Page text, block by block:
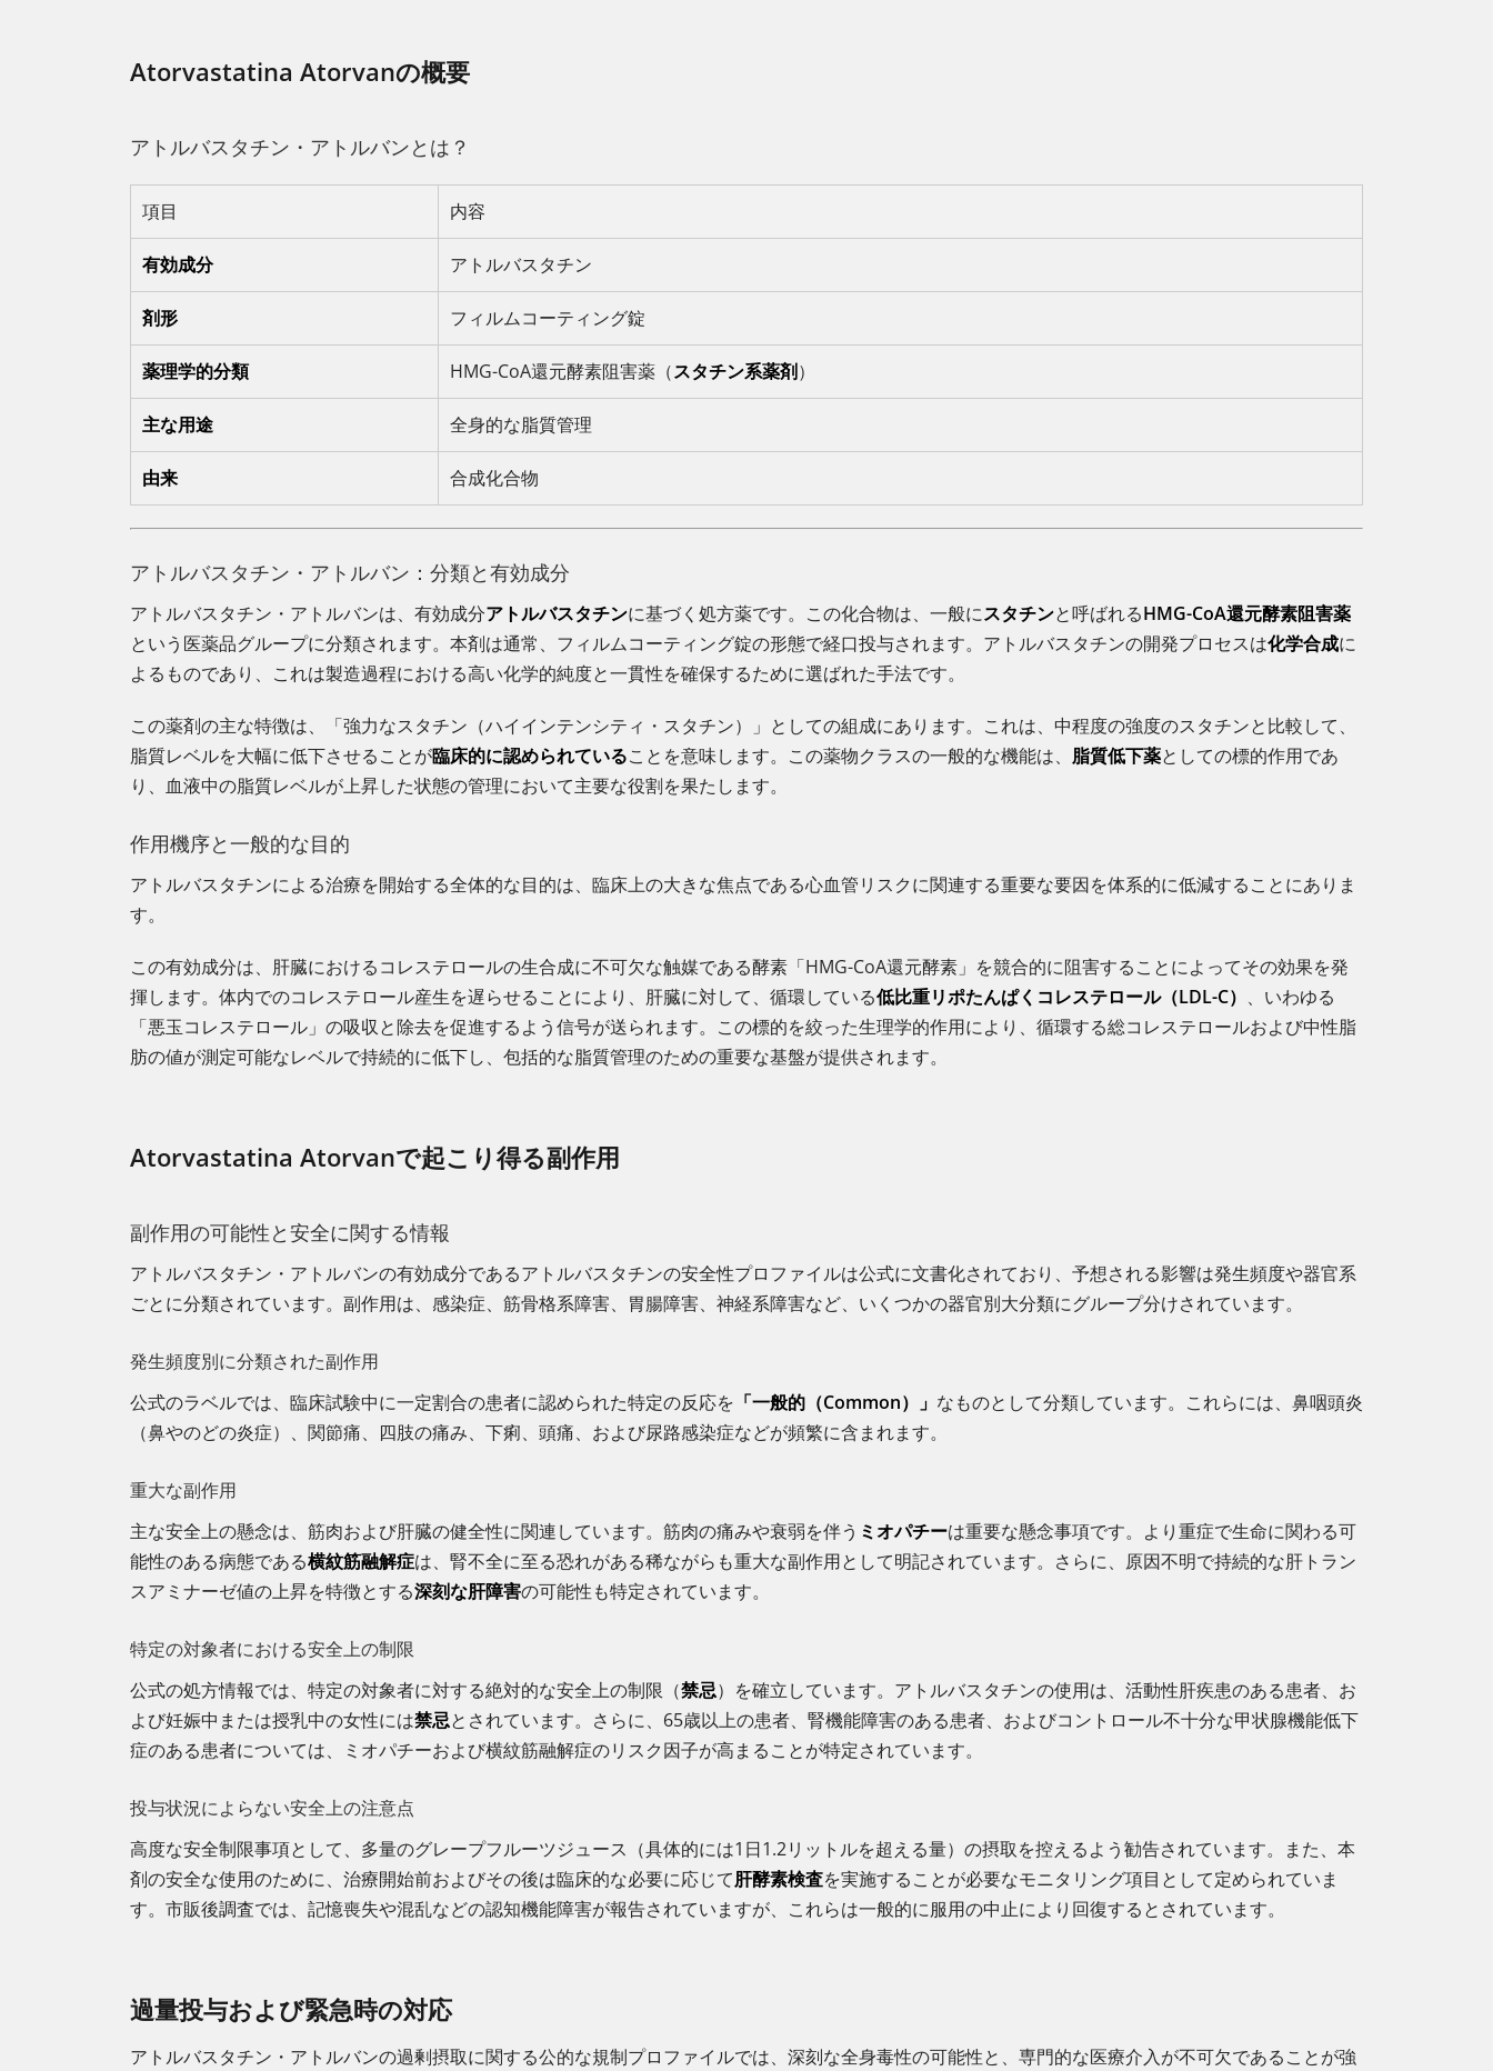
Atorvastatina Atorvanの概要
アトルバスタチン・アトルバンとは？
項目 内容
有効成分 アトルバスタチン
剤形 フィルムコーティング錠
薬理学的分類 HMG-CoA還元酵素阻害薬（スタチン系薬剤）
主な用途 全身的な脂質管理
由来 合成化合物
アトルバスタチン・アトルバン：分類と有効成分
アトルバスタチン・アトルバンは、有効成分アトルバスタチンに基づく処方薬です。この化合物は、一般にスタチンと呼ばれるHMG-CoA還元酵素阻害薬
という医薬品グループに分類されます。本剤は通常、フィルムコーティング錠の形態で経口投与されます。アトルバスタチンの開発プロセスは化学合成に
よるものであり、これは製造過程における高い化学的純度と一貫性を確保するために選ばれた手法です。
この薬剤の主な特徴は、「強力なスタチン（ハイインテンシティ・スタチン）」としての組成にあります。これは、中程度の強度のスタチンと比較して、
脂質レベルを大幅に低下させることが臨床的に認められていることを意味します。この薬物クラスの一般的な機能は、 脂質低下薬としての標的作用であ
り、血液中の脂質レベルが上昇した状態の管理において主要な役割を果たします。
作用機序と一般的な目的
アトルバスタチンによる治療を開始する全体的な目的は、臨床上の大きな焦点である心血管リスクに関連する重要な要因を体系的に低減することにありま
す。
この有効成分は、肝臓におけるコレステロールの生合成に不可欠な触媒である酵素「HMG-CoA還元酵素」を競合的に阻害することによってその効果を発
揮します。体内でのコレステロール産生を遅らせることにより、肝臓に対して、循環している低比重リポたんぱくコレステロール（LDL-C） 、いわゆる
「悪玉コレステロール」の吸収と除去を促進するよう信号が送られます。この標的を絞った生理学的作用により、循環する総コレステロールおよび中性脂
肪の値が測定可能なレベルで持続的に低下し、包括的な脂質管理のための重要な基盤が提供されます。
Atorvastatina Atorvanで起こり得る副作用
副作用の可能性と安全に関する情報
アトルバスタチン・アトルバンの有効成分であるアトルバスタチンの安全性プロファイルは公式に文書化されており、予想される影響は発生頻度や器官系
ごとに分類されています。副作用は、感染症、筋骨格系障害、胃腸障害、神経系障害など、いくつかの器官別大分類にグループ分けされています。
発生頻度別に分類された副作用
公式のラベルでは、臨床試験中に一定割合の患者に認められた特定の反応を 「一般的（Common）」 なものとして分類しています。これらには、鼻咽頭炎
（鼻やのどの炎症）、関節痛、四肢の痛み、下痢、頭痛、および尿路感染症などが頻繁に含まれます。
重大な副作用
主な安全上の懸念は、筋肉および肝臓の健全性に関連しています。筋肉の痛みや衰弱を伴う ミオパチーは重要な懸念事項です。より重症で生命に関わる可
能性のある病態である横紋筋融解症は、腎不全に至る恐れがある稀ながらも重大な副作用として明記されています。さらに、原因不明で持続的な肝トラン
スアミナーゼ値の上昇を特徴とする深刻な肝障害の可能性も特定されています。
特定の対象者における安全上の制限
公式の処方情報では、特定の対象者に対する絶対的な安全上の制限（禁忌）を確立しています。アトルバスタチンの使用は、活動性肝疾患のある患者、お
よび妊娠中または授乳中の女性には禁忌とされています。さらに、65歳以上の患者、腎機能障害のある患者、およびコントロール不十分な甲状腺機能低下
症のある患者については、ミオパチーおよび横紋筋融解症のリスク因子が高まることが特定されています。
投与状況によらない安全上の注意点
高度な安全制限事項として、多量のグレープフルーツジュース（具体的には1日1.2リットルを超える量）の摂取を控えるよう勧告されています。また、本
剤の安全な使用のために、治療開始前およびその後は臨床的な必要に応じて肝酵素検査を実施することが必要なモニタリング項目として定められていま
す。市販後調査では、記憶喪失や混乱などの認知機能障害が報告されていますが、これらは一般的に服用の中止により回復するとされています。
過量投与および緊急時の対応
アトルバスタチン・アトルバンの過剰摂取に関する公的な規制プロファイルでは、深刻な全身毒性の可能性と、専門的な医療介入が不可欠であることが強